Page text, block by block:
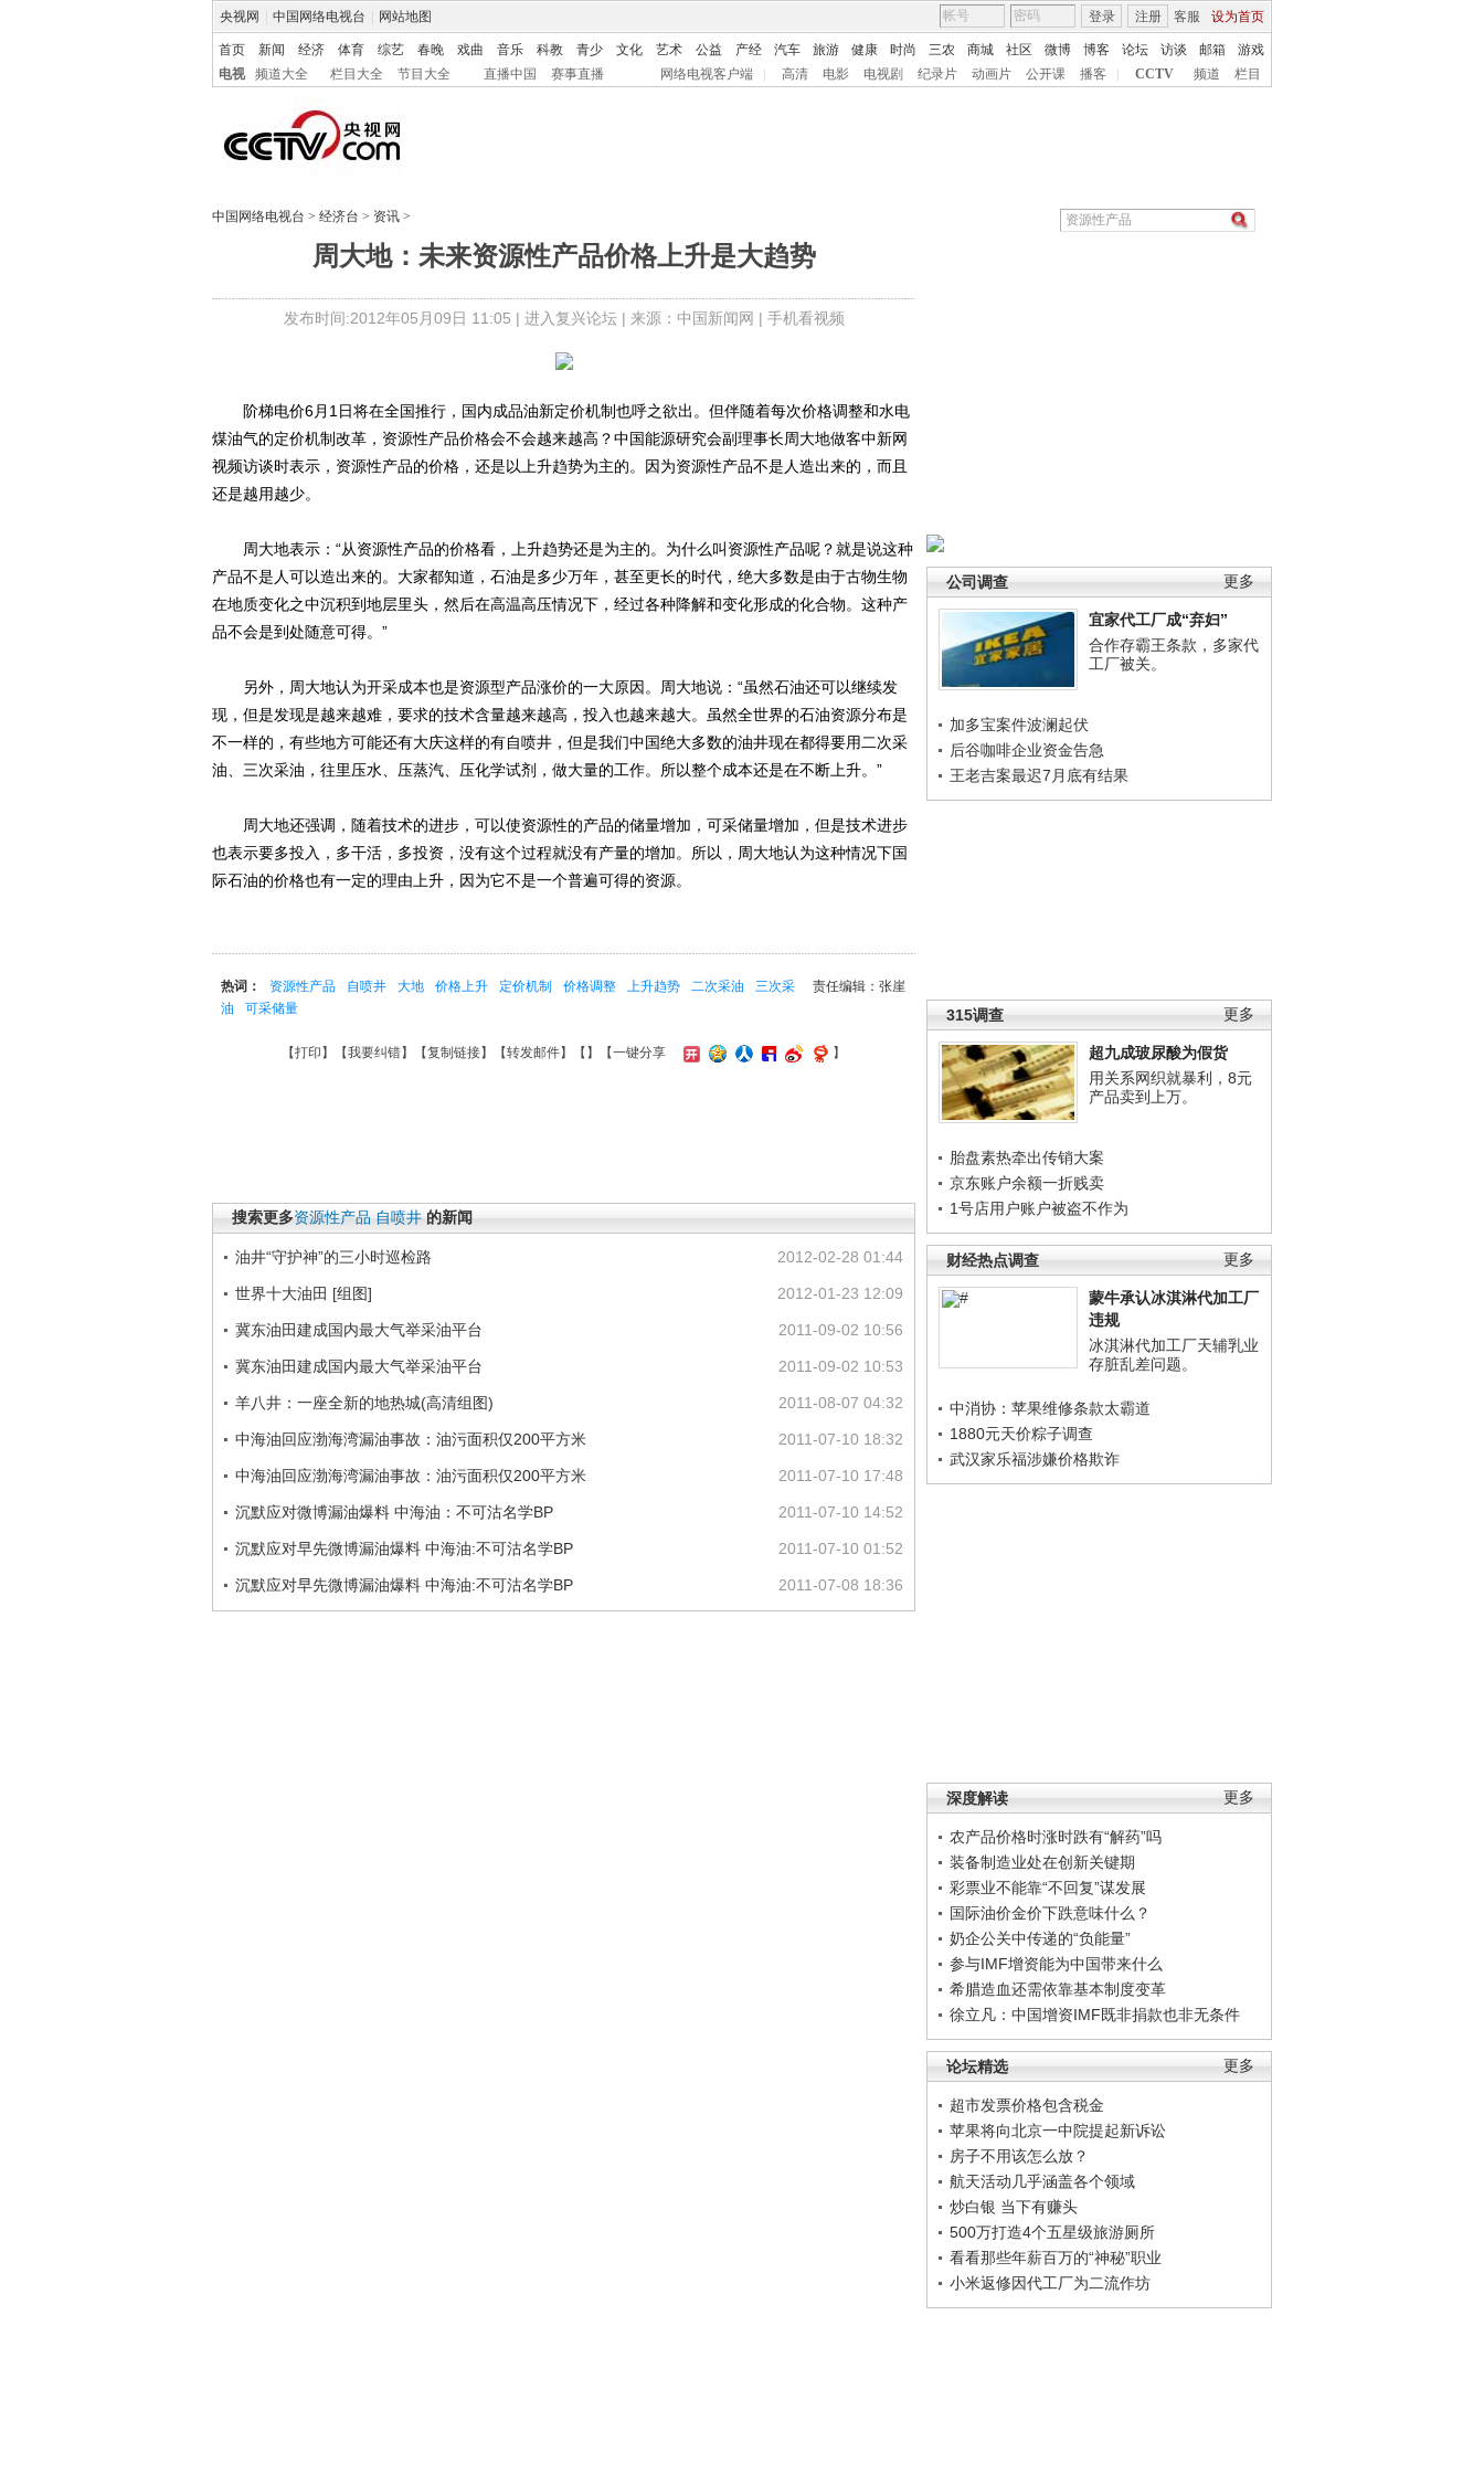
央视网 中国网络电视台 网站地图 客服 设为首页
登录 注册
首页 新闻 经济 体育 综艺 春晚 戏曲 音乐 科教 青少 文化 艺术 公益 产经 汽车 旅游 健康 时尚 三农 商城 社区 微博 博客 论坛 访谈 邮箱
游戏
电视
频道大全 栏目大全 节目大全 直播中国 赛事直播 网络电视客户端 高清 电影 电视剧 纪录片 动画片 公开课 播客 CCTV 频道 栏目
中国网络电视台 > 经济台 > 资讯 >
周大地：未来资源性产品价格上升是大趋势
发布时间:2012年05月09日 11:05 | 进入复兴论坛| 来源：中国新闻网 | 手机看视频
更多
公司调查
宜家代工厂成“弃妇”
合作存霸王条款，多家代
工厂被关。
加多宝案件波澜起伏
后谷咖啡企业资金告急
王老吉案最迟7月底有结果
更多
315调查
超九成玻尿酸为假货
用关系网织就暴利，8元
产品卖到上万。
胎盘素热牵出传销大案
京东账户余额一折贱卖
1号店用户账户被盗不作为
更多
财经热点调查
蒙牛承认冰淇淋代加工厂
违规
冰淇淋代加工厂天辅乳业
存脏乱差问题。
中消协：苹果维修条款太霸道
1880元天价粽子调查
武汉家乐福涉嫌价格欺诈
更多
深度解读
农产品价格时涨时跌有“解药”吗
装备制造业处在创新关键期
彩票业不能靠“不回复”谋发展
国际油价金价下跌意味什么？
奶企公关中传递的“负能量”
参与IMF增资能为中国带来什么
希腊造血还需依靠基本制度变革
徐立凡：中国增资IMF既非捐款也非无条件
更多
论坛精选
超市发票价格包含税金
苹果将向北京一中院提起新诉讼
房子不用该怎么放？
航天活动几乎涵盖各个领域
炒白银 当下有赚头
500万打造4个五星级旅游厕所
看看那些年薪百万的“神秘”职业
小米返修因代工厂为二流作坊
阶梯电价6月1日将在全国推行，国内成品油新定价机制也呼之欲出。但伴随着每次价格调整和水电
煤油气的定价机制改革，资源性产品价格会不会越来越高？中国能源研究会副理事长周大地做客中新网
视频访谈时表示，资源性产品的价格，还是以上升趋势为主的。因为资源性产品不是人造出来的，而且
还是越用越少。
周大地表示：“从资源性产品的价格看，上升趋势还是为主的。为什么叫资源性产品呢？就是说这种
产品不是人可以造出来的。大家都知道，石油是多少万年，甚至更长的时代，绝大多数是由于古物生物
在地质变化之中沉积到地层里头，然后在高温高压情况下，经过各种降解和变化形成的化合物。这种产
品不会是到处随意可得。”
另外，周大地认为开采成本也是资源型产品涨价的一大原因。周大地说：“虽然石油还可以继续发
现，但是发现是越来越难，要求的技术含量越来越高，投入也越来越大。虽然全世界的石油资源分布是
不一样的，有些地方可能还有大庆这样的有自喷井，但是我们中国绝大多数的油井现在都得要用二次采
油、三次采油，往里压水、压蒸汽、压化学试剂，做大量的工作。所以整个成本还是在不断上升。”
周大地还强调，随着技术的进步，可以使资源性的产品的储量增加，可采储量增加，但是技术进步
也表示要多投入，多干活，多投资，没有这个过程就没有产量的增加。所以，周大地认为这种情况下国
际石油的价格也有一定的理由上升，因为它不是一个普遍可得的资源。
责任编辑：张崖
热词： 资源性产品 自喷井 大地 价格上升 定价机制 价格调整 上升趋势 二次采油
三次采
油
可采储量
【打印 】【我要纠错】【复制链接】【转发邮件】【 】 【一键分享 】
搜索更多资源性产品 自喷井 的新闻
2012-02-28 01:44
油井“守护神”的三小时巡检路
2012-01-23 12:09
世界十大油田 [组图]
2011-09-02 10:56
冀东油田建成国内最大气举采油平台
2011-09-02 10:53
冀东油田建成国内最大气举采油平台
2011-08-07 04:32
羊八井：一座全新的地热城(高清组图)
2011-07-10 18:32
中海油回应渤海湾漏油事故：油污面积仅200平方米
2011-07-10 17:48
中海油回应渤海湾漏油事故：油污面积仅200平方米
2011-07-10 14:52
沉默应对微博漏油爆料 中海油：不可沽名学BP
2011-07-10 01:52
沉默应对早先微博漏油爆料 中海油:不可沽名学BP
2011-07-08 18:36
沉默应对早先微博漏油爆料 中海油:不可沽名学BP